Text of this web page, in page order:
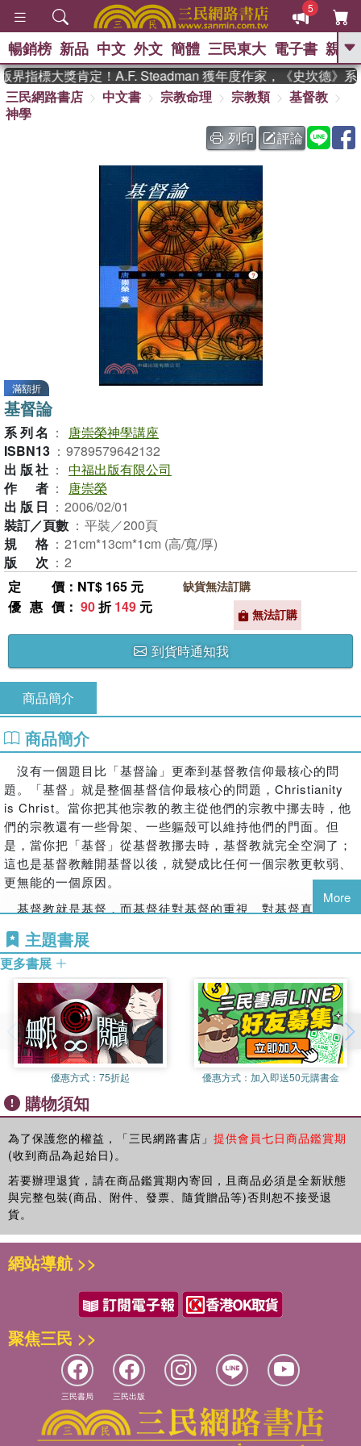
5
GO
熱搜： 東野圭吾 、 The Odyssey 、
國際布克獎 臺灣漫遊錄 、
方
台灣的李登輝時代 、 數學女
孩：黎曼猜想 、 偉大的迷走神經
暢銷榜 新品 中文 外文 簡體 三民東大 電子書 親子
指標大獎肯定！A.F. Steadman 獲年度作家，《史坎德》系
三民網路書店
中文書 宗教命理 宗教類
基督教
神學
列印
評論
滿額折
基督論
系列名 ：
唐崇榮神學講座
ISBN13 ： 9789579642132
出版社 ： 中福出版有限公司
作者 ：
唐崇榮
出版日 ： 2006/02/01
裝訂／頁數 ： 平裝／200頁
規格 ： 21cm*13cm*1cm (高/寬/厚)
版次 ： 2
定價 ：NT$ 165 元
優惠價 ： 90折149 元
到貨時通知我
缺貨無法訂購
無法訂購
商品簡介
商品簡介
沒有一個題目比「基督論」更牽到基督教信仰最核心的問
題。「基督」就是整個基督信仰最核心的問題，Christianity
is Christ。當你把其他宗教的教主從他們的宗教中挪去時，他
們的宗教還有一些骨架、一些軀殼可以維持他們的門面。但
是，當你把「基督」從基督教挪去時，基督教就完全空洞了；
這也是基督教離開基督以後，就變成比任何一個宗教更軟弱、
更無能的一個原因。
基督教就是基督，而基督徒對基督的重視、對基督真正的認
前途和內容將是非常令人憂慮的。
More
主題書展
更多書展
優惠方式： 75折起 優惠方式： 加入即送50元購書金
購物須知
為了保護您的權益，「三民網路書店」 提供會員七日商品鑑賞期
(收到商品為起始日)。
若要辦理退貨，請在商品鑑賞期內寄回，且商品必須是全新狀態
與完整包裝(商品、附件、發票、隨貨贈品等)否則恕不接受退
貨。
網站導航 >>
聚焦三民 >>
三民書局 三民出版